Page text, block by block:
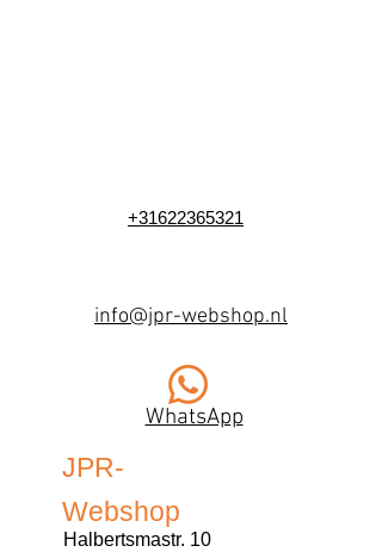
+31622365321
info@jpr-webshop.nl
WhatsApp
JPR-
Webshop
Halbertsmastr. 10